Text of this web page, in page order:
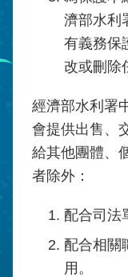
濟部水利
有義務保
改或刪除
經濟部水利署
會提供出售、
給其他團體、
者除外：
配合司法
配合相關
用。